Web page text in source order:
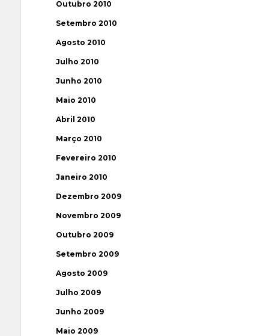
Outubro 2010
Setembro 2010
Agosto 2010
Julho 2010
Junho 2010
Maio 2010
Abril 2010
Março 2010
Fevereiro 2010
Janeiro 2010
Dezembro 2009
Novembro 2009
Outubro 2009
Setembro 2009
Agosto 2009
Julho 2009
Junho 2009
Maio 2009